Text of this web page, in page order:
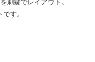
刺繍でレイアウト。
す。